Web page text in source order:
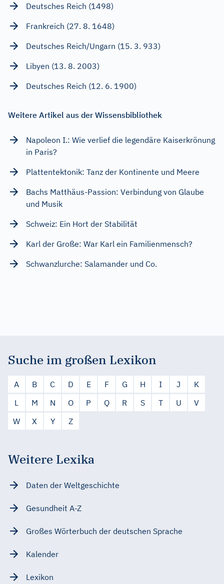
Deutsches Reich (1498)
Frankreich (27. 8. 1648)
Deutsches Reich/Ungarn (15. 3. 933)
Libyen (13. 8. 2003)
Deutsches Reich (12. 6. 1900)
Weitere Artikel aus der Wissensbibliothek
Napoleon I.: Wie verlief die legendäre Kaiserkrönung
in Paris?
Plattentektonik: Tanz der Kontinente und Meere
Bachs Matthäus-Passion: Verbindung von Glaube
und Musik
Schweiz: Ein Hort der Stabilität
Karl der Große: War Karl ein Familienmensch?
Schwanzlurche: Salamander und Co.
Suche im großen Lexikon
A B C D E F G H I J
K
L
M N O P Q R S T U
V
W
X Y Z
Weitere Lexika
Daten der Weltgeschichte
Gesundheit A-Z
Großes Wörterbuch der deutschen Sprache
Kalender
Lexikon